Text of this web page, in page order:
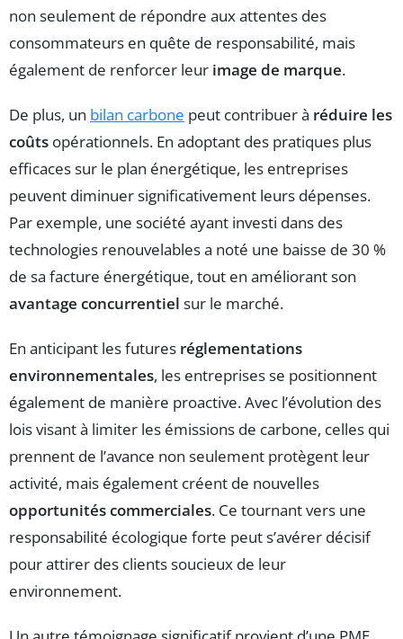
non seulement de répondre aux attentes des
consommateurs en quête de responsabilité, mais
également de renforcer leur image de marque.
De plus, un bilan carbone peut contribuer à réduire les
coûts opérationnels. En adoptant des pratiques plus
efficaces sur le plan énergétique, les entreprises
peuvent diminuer significativement leurs dépenses.
Par exemple, une société ayant investi dans des
technologies renouvelables a noté une baisse de 30 %
de sa facture énergétique, tout en améliorant son
avantage concurrentiel sur le marché.
En anticipant les futures réglementations
environnementales, les entreprises se positionnent
également de manière proactive. Avec l’évolution des
lois visant à limiter les émissions de carbone, celles qui
prennent de l’avance non seulement protègent leur
activité, mais également créent de nouvelles
opportunités commerciales. Ce tournant vers une
responsabilité écologique forte peut s’avérer décisif
pour attirer des clients soucieux de leur
environnement.